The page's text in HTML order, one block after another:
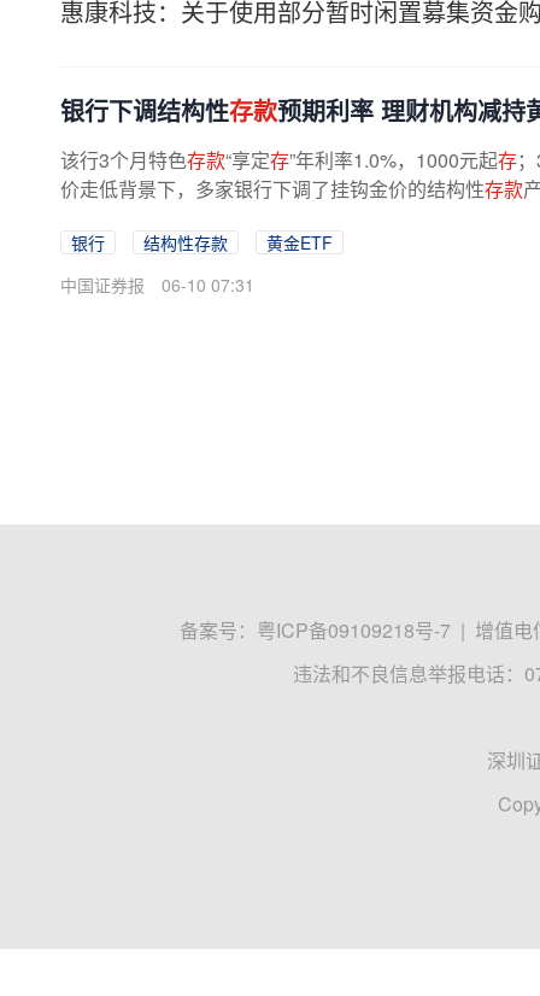
惠康科技：关于使用部分暂时闲置募集资金
银行下调结构性存款预期利率 理财机构减持
该行3个月特色存款“享定存”年利率1.0%，1000元起存
价走低背景下，多家银行下调了挂钩金价的结构性存款
银行 结构性存款
黄金ETF
中国证券报
06-10 07:31
备案号： 粤ICP备09109218号-7 | 增值电
违法和不良信息举报电话：
深圳